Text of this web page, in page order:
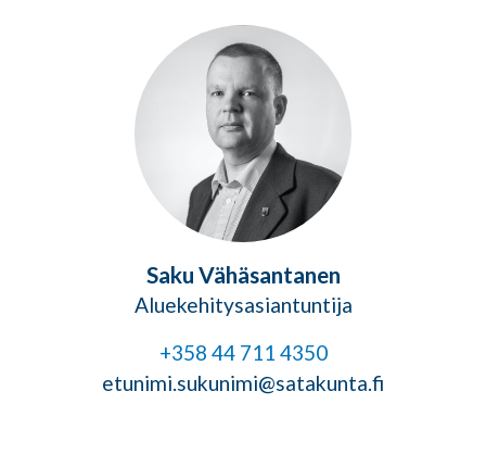
Saku Vähäsantanen
Aluekehitysasiantuntija
+358 44 711 4350
etunimi.sukunimi@satakunta.fi